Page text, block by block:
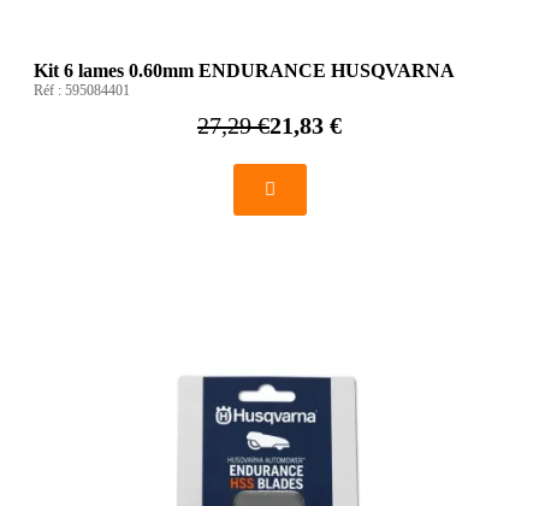
Kit 6 lames 0.60mm ENDURANCE HUSQVARNA
Réf : 595084401
27,29 €21,83 €